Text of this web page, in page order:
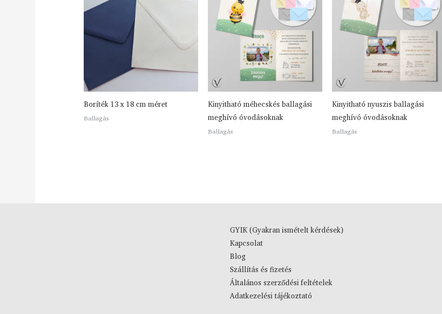
Boríték 13 x 18 cm méret
Ballagás
Kinyitható méhecskés ballagási
meghívó óvodásoknak
Ballagás
Kinyitható nyuszis ballagási
meghívó óvodásoknak
Ballagás
GYIK (Gyakran ismételt kérdések)
Kapcsolat
Blog
Szállítás és fizetés
Általános szerződési feltételek
Adatkezelési tájékoztató